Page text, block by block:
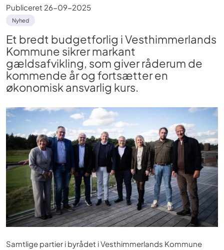
Publiceret 26-09-2025
Nyhed
Et bredt budgetforlig i Vesthimmerlands
Kommune sikrer markant
gældsafvikling, som giver råderum de
kommende år og fortsætter en
økonomisk ansvarlig kurs.
Samtlige partier i byrådet i Vesthimmerlands Kommune